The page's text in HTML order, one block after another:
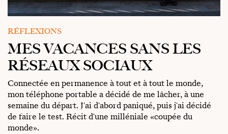
RÉFLEXIONS
MES VACANCES SANS LES
RÉSEAUX SOCIAUX
Connectée en permanence à tout et à tout le monde,
mon téléphone portable a décidé de me lâcher, à une
semaine du départ. J'ai d'abord paniqué, puis j'ai décidé
de faire le test. Récit d'une milléniale «coupée du
monde».